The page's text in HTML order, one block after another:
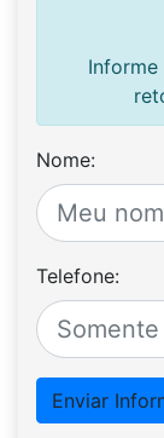
Informe
Nome:
Telefone:
Enviar